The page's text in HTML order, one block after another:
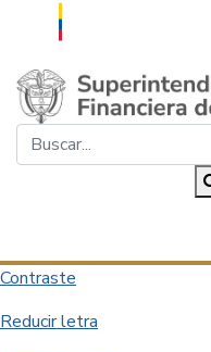
Saltar al contenido principal
Contraste
Reducir letra